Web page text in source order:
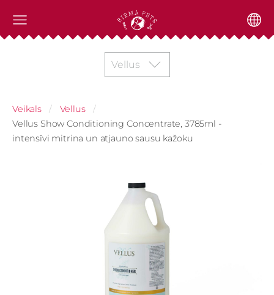
Vellus
Veikals
Vellus
Vellus Show Conditioning Concentrate, 3785ml -
intensīvi mitrina un atjauno sausu kažoku